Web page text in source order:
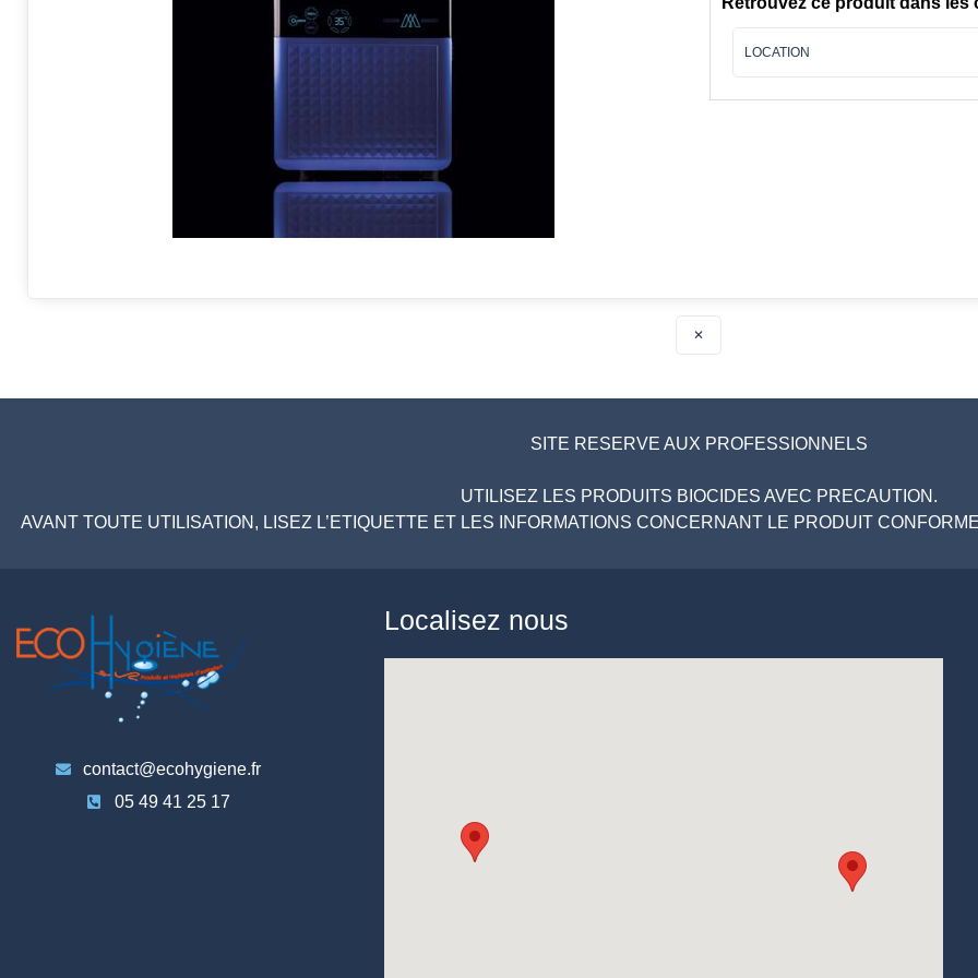
LOCATION
✕
SITE RESERVE AUX PROFESSIONNELS
UTILISEZ LES PRODUITS BIOCIDES AVEC PRECAUTION.
AVANT TOUTE UTILISATION, LISEZ L’ETIQUETTE ET LES INFORMATIONS CONCERNANT LE PRODUIT
contact@ecohygiene.fr
05 49 41 25 17
Localisez nous